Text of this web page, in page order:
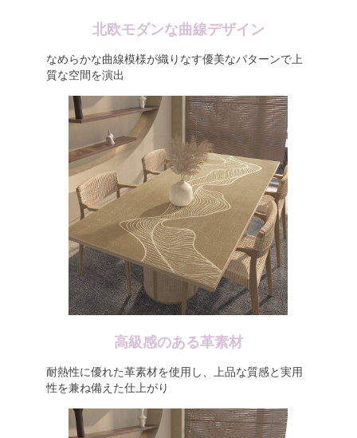
北欧モダンな曲線デザイン
なめらかな曲線模様が織りなす優美なパターンで上
質な空間を演出
高級感のある革素材
耐熱性に優れた革素材を使用し、上品な質感と実用
性を兼ね備えた仕上がり